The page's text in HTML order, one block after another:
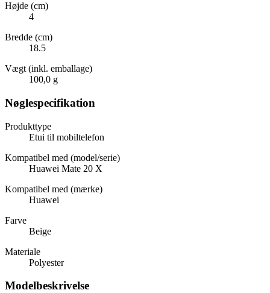
Højde (cm)
4
Bredde (cm)
18.5
Vægt (inkl. emballage)
100,0 g
Nøglespecifikation
Produkttype
Etui til mobiltelefon
Kompatibel med (model/serie)
Huawei Mate 20 X
Kompatibel med (mærke)
Huawei
Farve
Beige
Materiale
Polyester
Modelbeskrivelse